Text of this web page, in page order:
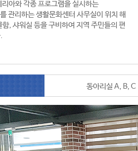
아와 각종 프로그램을 실시하는
관리하는 생활문화센터 사무실이 위치 해
, 샤워실 등을 구비하여 지역 주민들의 편
동아리실 A, B, C